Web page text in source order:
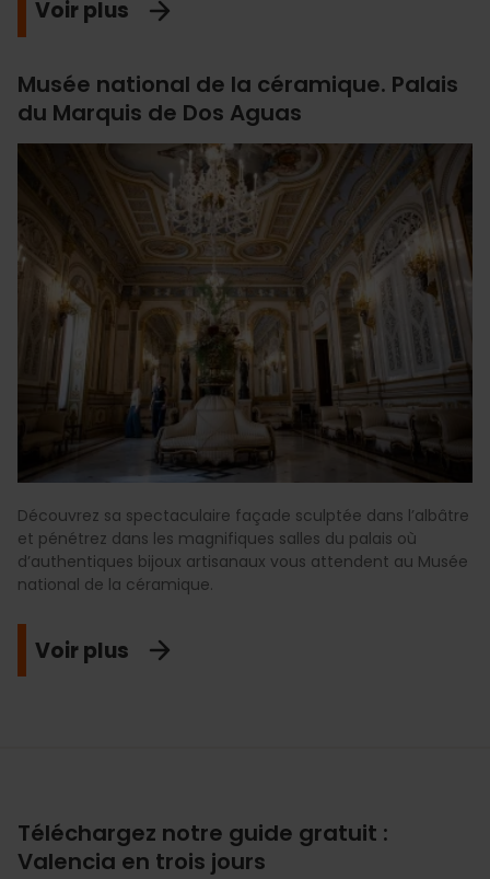
Voir plus
Musée national de la céramique. Palais
du Marquis de Dos Aguas
Découvrez sa spectaculaire façade sculptée dans l’albâtre
et pénétrez dans les magnifiques salles du palais où
d’authentiques bijoux artisanaux vous attendent au Musée
national de la céramique.
Voir plus
Téléchargez notre guide gratuit :
Valencia en trois jours